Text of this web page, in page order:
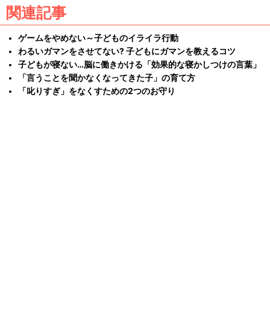
関連記事
ゲームをやめない～子どものイライラ行動
わるいガマンをさせてない? 子どもにガマンを教えるコツ
子どもが寝ない…脳に働きかける「効果的な寝かしつけの言葉」
「言うことを聞かなくなってきた子」の育て方
「叱りすぎ」をなくすための2つのお守り